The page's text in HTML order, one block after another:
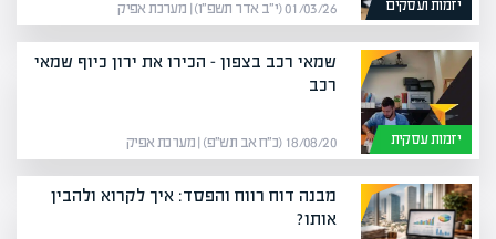
יזמות ועסקים 01/03/26 (י״ב אדר תשפ״ו) | מערכת אפיק
יזמות עסקית
שמאי רכב בצפון – הכירו את ירון כיוף שמאי
רכב
18/08/20 (כ״ח אב תש״פ) | מערכת אפיק
מבנה דוח רווח והפסד: איך לקרוא ולהבין
אותו?